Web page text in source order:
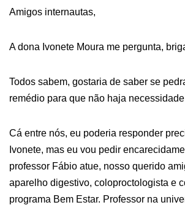
Amigos internautas,
A dona Ivonete Moura me pergunta,
Todos sabem, gostaria de saber se
remédio para que não haja
Cá entre nós, eu poderia responder
Ivonete, mas eu vou pedir
professor Fábio atue, nosso querido
aparelho digestivo, coloproctologista e
programa Bem Estar. Professor na